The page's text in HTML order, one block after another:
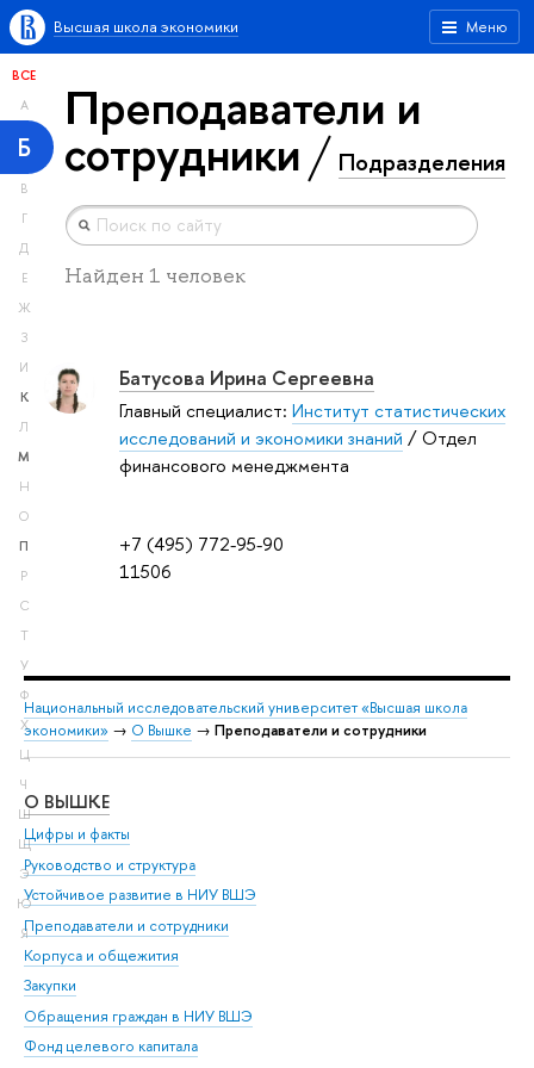
Меню
Высшая школа экономики
ВСЕ
А
Б
В
Г
Д
Е
Ж
З
И
К
Л
М
Н
О
П
Р
С
Т
У
Ф
Х
Ц
Ч
Ш
Щ
Э
Ю
Я
Преподаватели и
сотрудники Подразделения
Найден 1 человек
+7 (495) 772-95-90
11506
Батусова Ирина Сергеевна
Главный специалист: Институт статистических
исследований и экономики знаний / Отдел
финансового менеджмента
Национальный исследовательский университет «Высшая школа
экономики» → О Вышке → Преподаватели и сотрудники
О ВЫШКЕ
Цифры и факты
Руководство и структура
Устойчивое развитие в НИУ ВШЭ
Преподаватели и сотрудники
Корпуса и общежития
Закупки
Обращения граждан в НИУ ВШЭ
Фонд целевого капитала